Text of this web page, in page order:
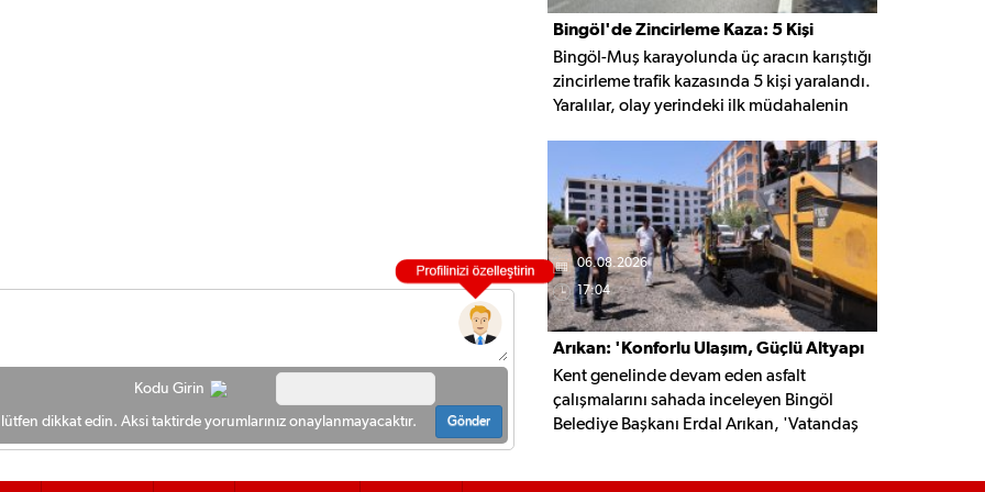
Kodu Girin
dikkat edin. Aksi taktirde yorumlarınız onaylanmayacaktır. Gönder
Bingöl'de Zincirleme Kaza: 5 Kişi
Yaralandı
Bingöl-Muş karayolunda üç aracın karıştığı
zincirleme trafik kazasında 5 kişi yaralandı.
Yaralılar, olay yerindeki ilk müdahalenin
06.08.2026
17:04
Arıkan: 'Konforlu Ulaşım, Güçlü Altyapı
İçin Çalışıyoruz'
Kent genelinde devam eden asfalt
çalışmalarını sahada inceleyen Bingöl
Belediye Başkanı Erdal Arıkan, 'Vatandaş